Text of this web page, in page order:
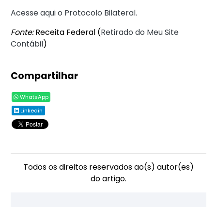
Acesse aqui o Protocolo Bilateral.
Fonte:Receita Federal (Retirado do Meu Site
Contábil)
Compartilhar
WhatsApp
Linkedin
Todos os direitos reservados ao(s) autor(es)
do artigo.